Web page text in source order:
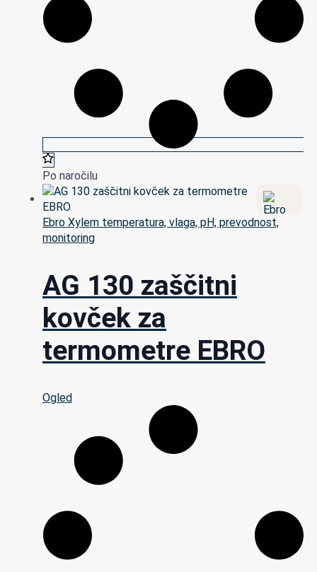
Po naročilu
Ebro Xylem temperatura, vlaga, pH, prevodnost,
monitoring
AG 130 zaščitni
kovček za
termometre EBRO
Ogled